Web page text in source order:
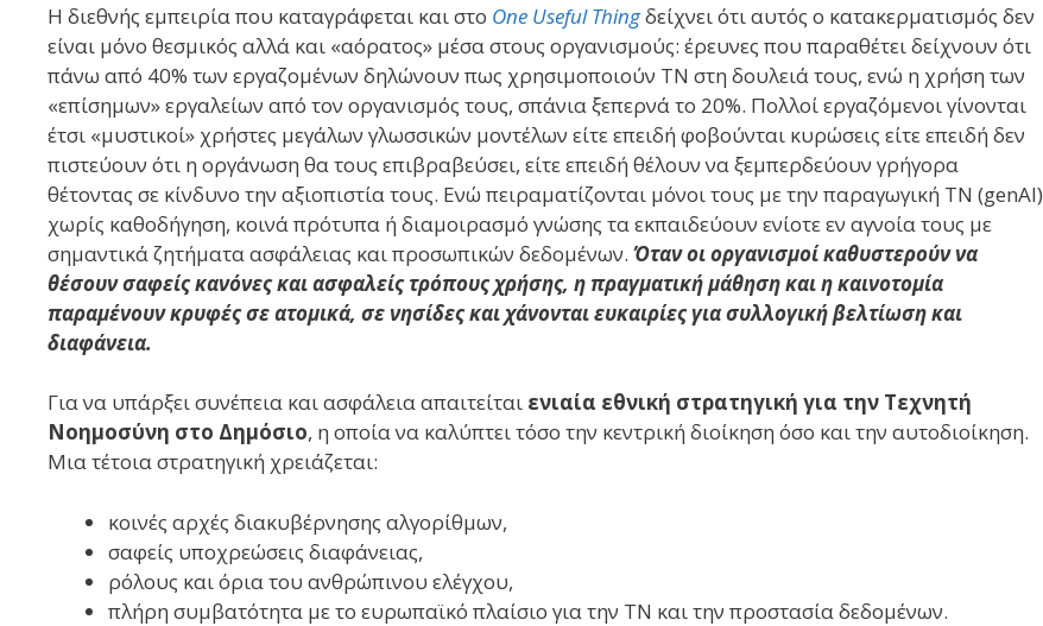
Η διεθνής εμπειρία που καταγράφεται και στο One Useful Thingδείχνει ότι αυτός ο κατακερματισμός δεν
είναι μόνο θεσμικός αλλά και «αόρατος» μέσα στους οργανισμούς: έρευνες που παραθέτει δείχνουν ότι
πάνω από 40% των εργαζομένων δηλώνουν πως χρησιμοποιούν ΤΝ στη δουλειά τους, ενώ η χρήση των
«επίσημων» εργαλείων από τον οργανισμός τους, σπάνια ξεπερνά το 20%. Πολλοί εργαζόμενοι γίνονται
έτσι «μυστικοί» χρήστες μεγάλων γλωσσικών μοντέλων είτε επειδή φοβούνται κυρώσεις είτε επειδή δεν
πιστεύουν ότι η οργάνωση θα τους επιβραβεύσει, είτε επειδή θέλουν να ξεμπερδεύουν γρήγορα
θέτοντας σε κίνδυνο την αξιοπιστία τους. Ενώ πειραματίζονται μόνοι τους με την παραγωγική ΤΝ (genAI)
χωρίς καθοδήγηση, κοινά πρότυπα ή διαμοιρασμό γνώσης τα εκπαιδεύουν ενίοτε εν αγνοία τους με
σημαντικά ζητήματα ασφάλειας και προσωπικών δεδομένων. Όταν οι οργανισμοί καθυστερούν να
θέσουν σαφείς κανόνες και ασφαλείς τρόπους χρήσης, η πραγματική μάθηση και η καινοτομία
παραμένουν κρυφές σε ατομικά, σε νησίδες και χάνονται ευκαιρίες για συλλογική βελτίωση και
διαφάνεια.
Για να υπάρξει συνέπεια και ασφάλεια απαιτείται ενιαία εθνική στρατηγική για την Τεχνητή
Νοημοσύνη στο Δημόσιο, η οποία να καλύπτει τόσο την κεντρική διοίκηση όσο και την αυτοδιοίκηση.
Μια τέτοια στρατηγική χρειάζεται:
κοινές αρχές διακυβέρνησης αλγορίθμων,
σαφείς υποχρεώσεις διαφάνειας,
ρόλους και όρια του ανθρώπινου ελέγχου,
πλήρη συμβατότητα με το ευρωπαϊκό πλαίσιο για την ΤΝ και την προστασία δεδομένων.